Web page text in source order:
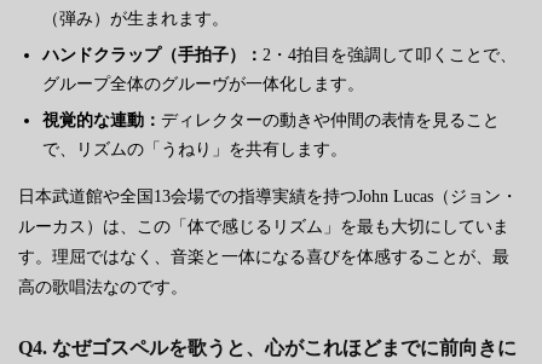
（弾み）が生まれます。
ハンドクラップ（手拍子）： 2・4拍目を強調して叩くことで、
グループ全体のグルーヴが一体化します。
視覚的な連動： ディレクターの動きや仲間の表情を見ること
で、リズムの「うねり」を共有します。
日本武道館や全国13会場での指導実績を持つJohn Lucas（ジョン・
ルーカス）は、この「体で感じるリズム」を最も大切にしていま
す。理屈ではなく、音楽と一体になる喜びを体感することが、最
高の歌唱法なのです。
Q4. なぜゴスペルを歌うと、心がこれほどまでに前向きに